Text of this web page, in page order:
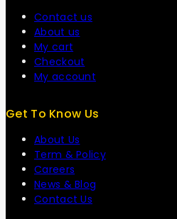
Contact us
About us
My cart
Checkout
My account
Get To Know Us
About Us
Term & Policy
Careers
News & Blog
Contact Us